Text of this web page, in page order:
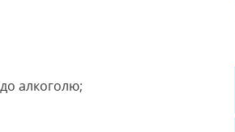
алкоголю;